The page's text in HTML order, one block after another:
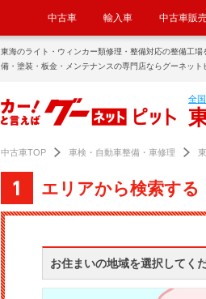
中古車 輸入車 中古車販
東海のライト・ウィンカー類修理・整備対応の整備工場
備・塗装・板金・メンテナンスの専門店ならグーネット
全
中古車TOP 車検・自動車整備・車修理
エリアから検索する
お住まいの地域を選択してく